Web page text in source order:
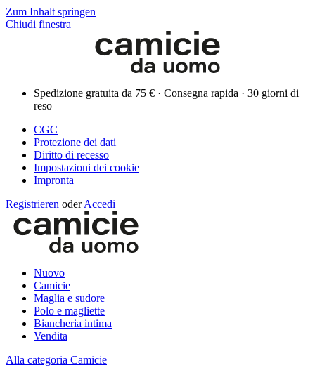
Zum Inhalt springen
Chiudi finestra
Spedizione gratuita da 75 € · Consegna rapida · 30 giorni di
reso
CGC
Protezione dei dati
Diritto di recesso
Impostazioni dei cookie
Impronta
Registrieren oder Accedi
Nuovo
Camicie
Maglia e sudore
Polo e magliette
Biancheria intima
Vendita
Alla categoria Camicie